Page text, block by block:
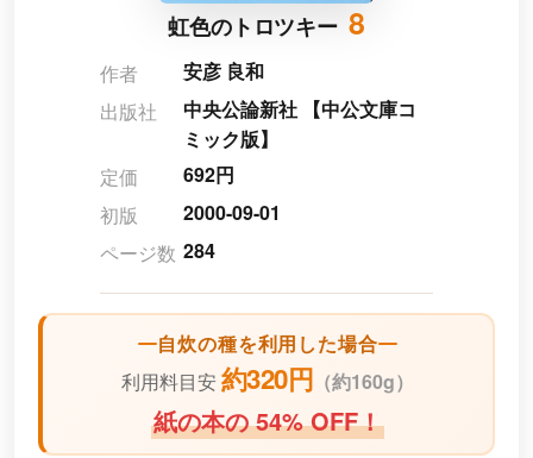
虹色のトロツキー 8
作者
安彦 良和
出版社
中央公論新社 【中公文庫コ
ミック版】
定価
692円
初版
2000-09-01
ページ数 284
自炊の種を利用した場合
利用料目安 約320円 （約160g）
紙の本の 54% OFF！